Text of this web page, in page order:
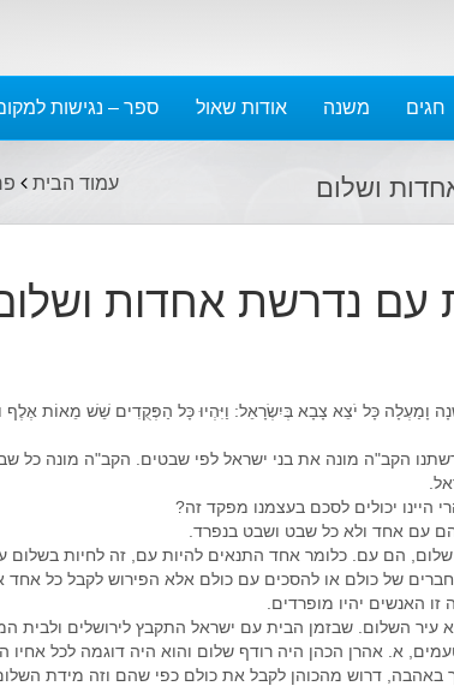
חגים משנה אודות שאול ספר – נגישות
ושלום עמוד הבית
עם נדרשת אחדות
וָמַעְלָה כָּל יֹצֵא צָבָא בְּיִשְׂרָאֵל: וַיִּהְיוּ כָּל הַפְּקֻדִים שֵׁשׁ מֵאוֹת
הקב"ה מונה את בני ישראל לפי שבטים. הקב"ה מונה כל
יכולים לסכם בעצמנו מפקד זה?
עם אחד ולא כל שבט ושבט בנפרד.
הם עם. כלומר אחד התנאים להיות עם, זה לחיות בשלום
של כולם או להסכים עם כולם אלא הפירוש לקבל כל אחד
האנשים יהיו מופרדים.
עיר השלום. שבזמן הבית עם ישראל התקבץ לירושלים ולבית
א. אהרן הכהן היה רודף שלום והוא היה דוגמה לכל אחיו
דרוש מהכוהן לקבל את כולם כפי שהם וזה מידת
אוקטובר 2022
אוגוסט 2022
יולי 2022
אפריל 2022
מרץ 2022
ינואר 2022
דצמבר 2021
אוקטובר 2021
ספטמבר 2021